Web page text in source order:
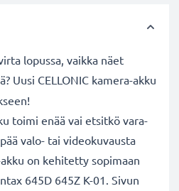
lopussa, vaikka näet
Uusi CELLONIC kamera-akku
toimi enää vai etsitkö vara-
valo- tai videokuvausta
akku on kehitetty sopimaan
645D 645Z K-01. Sivun